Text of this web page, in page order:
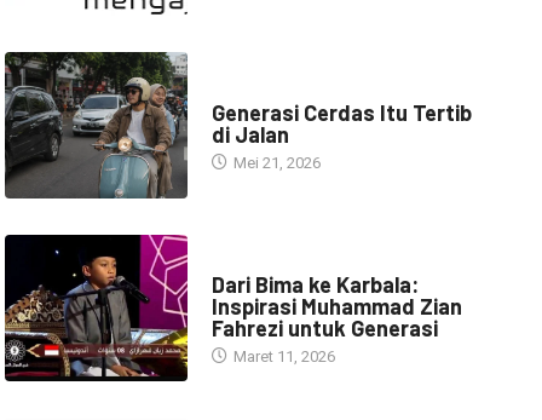
Generasi Cerdas Itu Tertib
di Jalan
Mei 21, 2026
Dari Bima ke Karbala:
Inspirasi Muhammad Zian
Fahrezi untuk Generasi
Maret 11, 2026